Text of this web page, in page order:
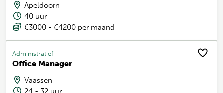
Apeldoorn
40 uur
€3000 - €4200 per maand
Administratief
Office Manager
Vaassen
24 - 32 uur